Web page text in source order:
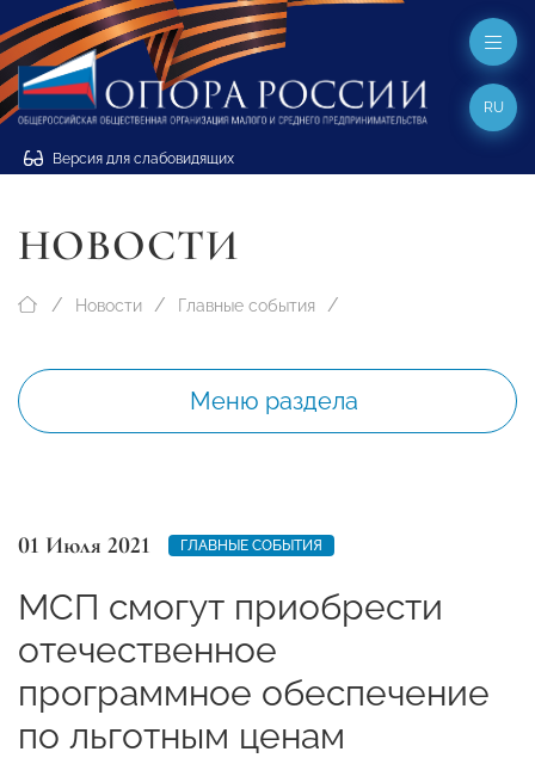
Версия для слабовидящих
RU
НОВОСТИ
Новости Главные события
Меню раздела
01 Июля 2021 ГЛАВНЫЕ СОБЫТИЯ
МСП смогут приобрести
отечественное
программное обеспечение
по льготным ценам